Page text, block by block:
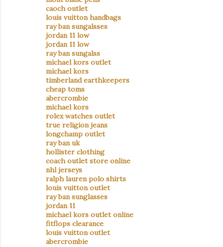
caoch outlet
louis vuitton handbags
ray ban sungalsses
jordan 11 low
jordan 11 low
ray ban sungalss
michael kors outlet
michael kors
timberland earthkeepers
cheap toms
abercrombie
michael kors
rolex watches outlet
true religion jeans
longchamp outlet
ray ban uk
hollister clothing
coach outlet store online
nhl jerseys
ralph lauren polo shirts
louis vuitton outlet
ray ban sunglasses
jordan 11
michael kors outlet online
fitflops clearance
louis vuitton outlet
abercrombie